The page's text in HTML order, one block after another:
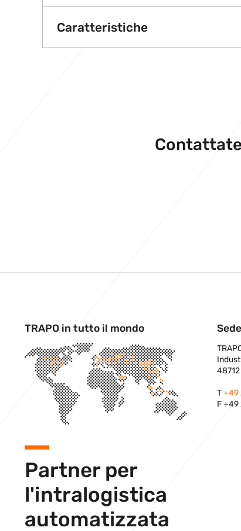
Caratteristiche
TRAPO in tutto il mondo
T+49
F
Partner per
l'intralogistica
automatizzata